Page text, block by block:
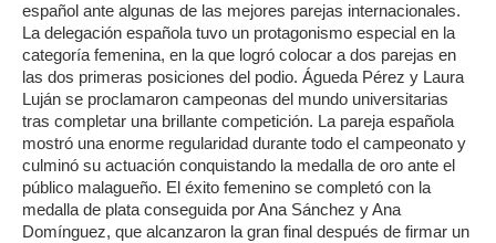
español ante algunas de las mejores parejas internacionales.
La delegación española tuvo un protagonismo especial en la
categoría femenina, en la que logró colocar a dos parejas en
las dos primeras posiciones del podio. Águeda Pérez y Laura
Luján se proclamaron campeonas del mundo universitarias
tras completar una brillante competición. La pareja española
mostró una enorme regularidad durante todo el campeonato y
culminó su actuación conquistando la medalla de oro ante el
público malagueño. El éxito femenino se completó con la
medalla de plata conseguida por Ana Sánchez y Ana
Domínguez, que alcanzaron la gran final después de firmar un